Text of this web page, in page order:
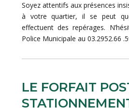
Soyez attentifs aux présences
à votre quartier, il se peut
effectuent des repérages.
Police Municipale au 03.2952.66
LE FORFAIT